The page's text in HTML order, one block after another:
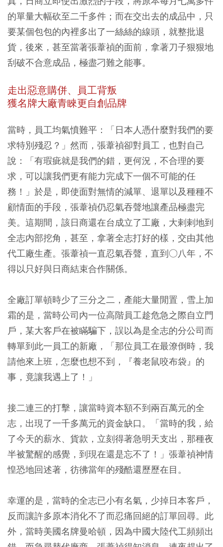
的單量大幅砍至二千多件；而在交出去的成品中，只
要某個包包的內裡多出了一絲絲的線頭，就整批退
貨，後來，甚至當著張葦禎的面前，拿著刀子狠狠地
刮破不合意成品，極盡刁難之能事。
走出惡意購併、員工背叛
獲名牌大廠青睞更自創品牌
當時，員工均氣憤難平：「日本人憑什麼對我們的要
求特別殘忍？」然而，張葦禎卻對員工，也對自己
說：「有瑕疵就是我們的錯，更何況，不合理的要
求，可以讓我們更有能力完成下一個不可能的任
務！」於是，即使面對無情的減單、退單以及種種不
顧情面的手段，張葦禎仍忍氣吞聲地讓產品極盡完
美。這期間，該日商還在台成立了工廠，大剌剌地到
全志內部挖角，甚至，拿著全志打好的樣，交由其他
代工廠生產。張葦禎一直忍氣吞聲，直到○八年，不
得以只好與日商結束合作關係。
全廠訂單頓時少了三分之二，產能大量閒置，雪上加
霜的是，當時公司內一位高階員工趁危急之際自立門
戶，某大客戶在被瞞騙下，誤以為是全志的分公司而
轉單到此一員工的新廠，「那位員工在最潦倒時，我
請他來上班，怎麼也想不到，『養老鼠咬布袋』的
事，竟讓我遇上了！」
接二連三的打擊，讓當時資本額不到兩百萬元的全
志，出現了一千多萬元的資金缺口。「當時的我，給
了今天的薪水、貨款，立刻得著急明天支出，那種夜
半被驚醒的感覺，到現在還是忘不了！」張葦禎神情
惶恐地回述著，彷彿當年的殘酷還歷歷在目。
幸運的是，當時的全志已小有名氣，少掉日本客戶，
反而讓許多原本消化不了而忍痛回絕的訂單回尋。此
外，當時美國名牌曼哈頓，因為中國大陸代工頻頻出